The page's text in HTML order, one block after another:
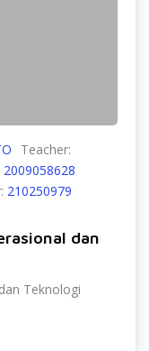
Teacher:
2009058628
210250979
dan
Teknologi